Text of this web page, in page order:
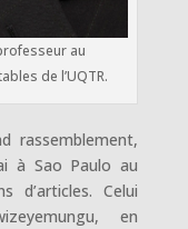
au
de l’UQTR.
rassemblement,
à Sao Paulo au
d’articles. Celui
en